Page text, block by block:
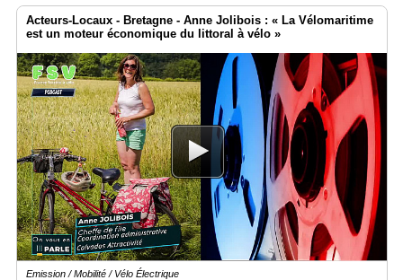
Acteurs-Locaux - Bretagne - Anne Jolibois : « La Vélomaritime
est un moteur économique du littoral à vélo »
Emission / Mobilité / Vélo Électrique